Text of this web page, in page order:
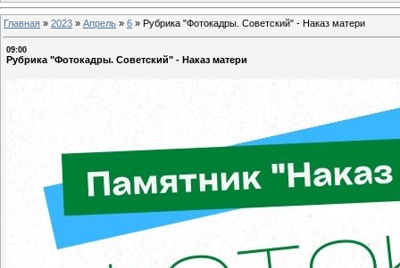
Главная » 2023 » Апрель » 6 » Рубрика "Фотокадры. Советский" - Наказ матери
09:00
Рубрика "Фотокадры. Советский" - Наказ матери